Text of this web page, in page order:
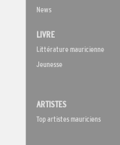
News
LIVRE
Littérature mauricienne
Jeunesse
ARTISTES
Top artistes mauriciens